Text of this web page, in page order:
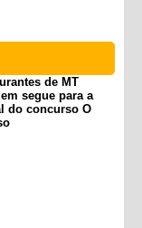
de MT
segue para a
do concurso O